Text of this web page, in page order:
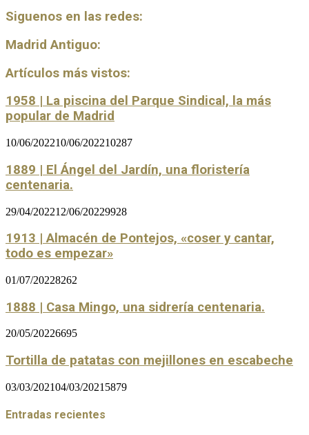
Siguenos en las redes:
Madrid Antiguo:
Artículos más vistos:
1958 | La piscina del Parque Sindical, la más
popular de Madrid
10/06/202210/06/202210287
1889 | El Ángel del Jardín, una floristería
centenaria.
29/04/202212/06/20229928
1913 | Almacén de Pontejos, «coser y cantar,
todo es empezar»
01/07/20228262
1888 | Casa Mingo, una sidrería centenaria.
20/05/20226695
Tortilla de patatas con mejillones en escabeche
03/03/202104/03/2021 5879
Entradas recientes